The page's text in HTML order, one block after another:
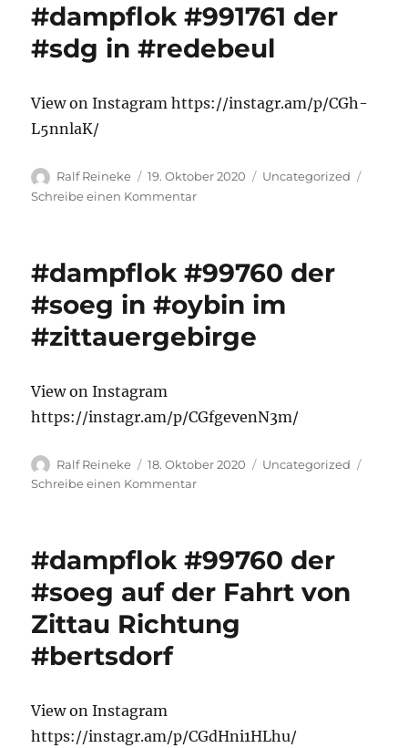
#soeg
in
#zittau
#dampflok #991761 der
#sdg in #redebeul
View on Instagram https://instagr.am/p/CGh-
L5nnlaK/
Autor
Ralf Reineke
Veröffentlicht
am
19. Oktober 2020 Kategorien
Uncategorized
Schreibe einen Kommentarzu
#sdg
#redebeul
#dampflok #99760 der
#soeg in #oybin im
#zittauergebirge
View on Instagram
https://instagr.am/p/CGfgevenN3m/
Autor
Ralf Reineke
Veröffentlicht
am
18. Oktober 2020 Kategorien
Uncategorized
Schreibe einen Kommentarzu
#soeg
#oybin
im
#zittauergebirge
#dampflok #99760 der
#soeg auf der Fahrt von
Zittau Richtung
#bertsdorf
View on Instagram
https://instagr.am/p/CGdHni1HLhu/